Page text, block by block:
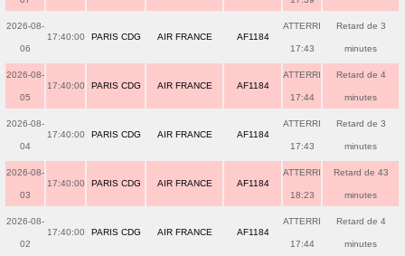
2026-08-
06
17:40:00 PARIS CDG AIR FRANCE AF1184
ATTERRI
17:43
Retard de 3
minutes
2026-08-
05
17:40:00 PARIS CDG AIR FRANCE AF1184
ATTERRI
17:44
Retard de 4
minutes
2026-08-
04
17:40:00 PARIS CDG AIR FRANCE AF1184
ATTERRI
17:43
Retard de 3
minutes
2026-08-
03
17:40:00 PARIS CDG AIR FRANCE AF1184
ATTERRI
18:23
Retard de 43
minutes
2026-08-
02
17:40:00 PARIS CDG AIR FRANCE AF1184
ATTERRI
17:44
Retard de 4
minutes